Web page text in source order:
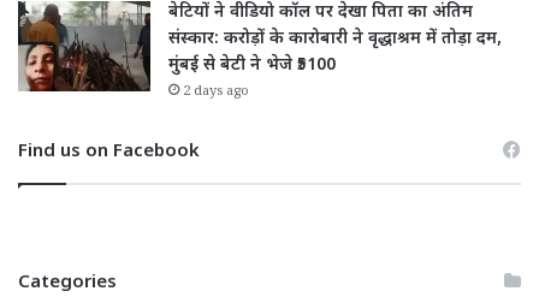
बेटियों ने वीडियो कॉल पर देखा पिता का अंतिम
संस्कार: करोड़ों के कारोबारी ने वृद्धाश्रम में तोड़ा दम,
मुंबई से बेटी ने भेजे ₹5100
2 days ago
Find us on Facebook
Categories